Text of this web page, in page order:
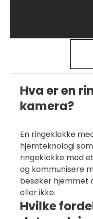
Hva er en
kamera?
En ringeklokke
hjemteknologi
ringeklokke med
og kommunisere
besøker hjemmet
eller ikke.
Hvilke